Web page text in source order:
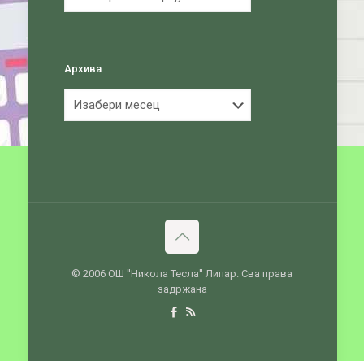
Архива
© 2006 ОШ ''Никола Тесла'' Липар. Сва права
задржана